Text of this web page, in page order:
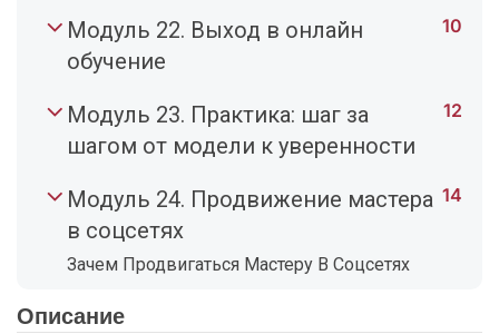
Модуль 22. Выход в онлайн
обучение
10
Модуль 23. Практика: шаг за
шагом от модели к уверенности
12
Модуль 24. Продвижение мастера
в соцсетях
Зачем Продвигаться Мастеру В Соцсетях
14
Описание